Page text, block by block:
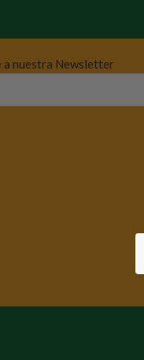
a nuestra Newsletter